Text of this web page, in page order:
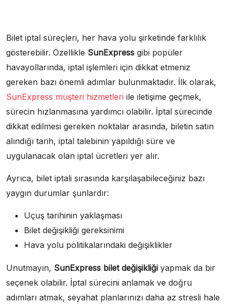
Bilet iptal süreçleri, her hava yolu şirketinde farklılık
gösterebilir. Özellikle SunExpress gibi popüler
havayollarında, iptal işlemleri için dikkat etmeniz
gereken bazı önemli adımlar bulunmaktadır. İlk olarak,
SunExpress müşteri hizmetleri ile iletişime geçmek,
sürecin hızlanmasına yardımcı olabilir. İptal sürecinde
dikkat edilmesi gereken noktalar arasında, biletin satın
alındığı tarih, iptal talebinin yapıldığı süre ve
uygulanacak olan iptal ücretleri yer alır.
Ayrıca, bilet iptali sırasında karşılaşabileceğiniz bazı
yaygın durumlar şunlardır:
Uçuş tarihinin yaklaşması
Bilet değişikliği gereksinimi
Hava yolu politikalarındaki değişiklikler
Unutmayın, SunExpress bilet değişikliği yapmak da bir
seçenek olabilir. İptal sürecini anlamak ve doğru
adımları atmak, seyahat planlarınızı daha az stresli hale